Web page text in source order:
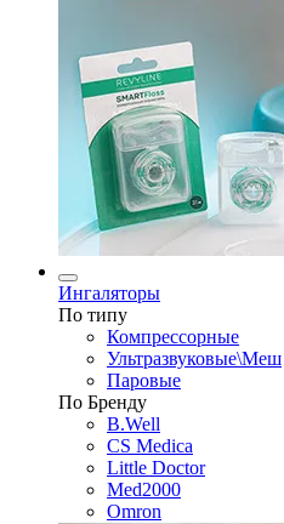
Ингаляторы
По типу
Компрессорные
Ультразвуковые\Меш
Паровые
По Бренду
B.Well
CS Medica
Little Doctor
Med2000
Omron